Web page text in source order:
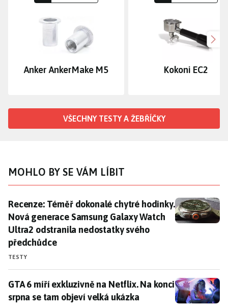
Anker AnkerMake M5 Kokoni EC2
VŠECHNY TESTY A ŽEBŘÍČKY
MOHLO BY SE VÁM LÍBIT
Recenze: Téměř dokonalé chytré hodinky. Nová
Recenze: Téměř dokonalé chytré hodinky.
Nová generace Samsung Galaxy Watch
Ultra2 odstranila nedostatky svého
předchůdce
TESTY
GTA 6 míří exkluzivně na Netflix. Na konci srpna se
GTA 6 míří exkluzivně na Netflix. Na konci
srpna se tam objeví velká ukázka